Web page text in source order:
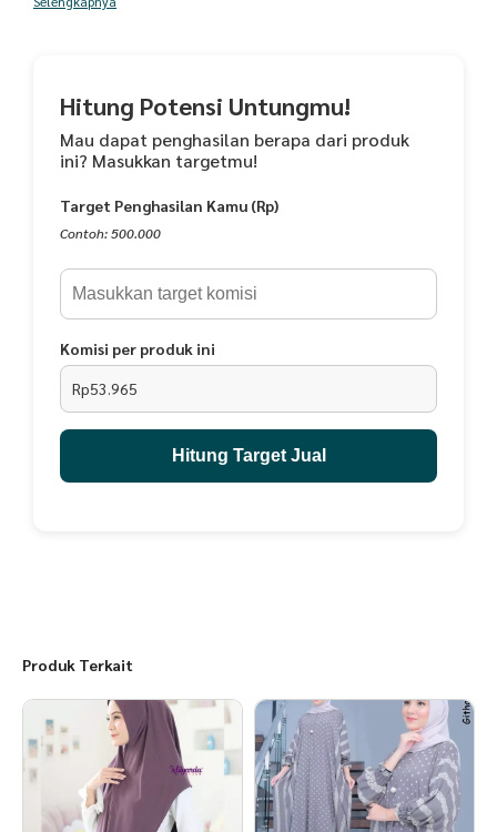
wardah
NewwMukena traveling mikro
Ready pilihan warna cantik
Berat mukena : 300gram
Detail Ukuran
Panjang Atasan :
Belakang : 120 cm (kurleb)
Bawahan :
Panjang : 110cm
Lebar : 75 cm
Hitung Potensi Untungmu!
Mau dapat penghasilan berapa dari produk
ini? Masukkan targetmu!
Target Penghasilan Kamu (Rp)
Contoh: 500.000
Komisi per produk ini
Rp53.965
Hitung Target Jual
Produk Terkait